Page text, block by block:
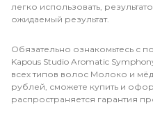
легко использовать,
ожидаемый результат.
Обязательно ознакомьтесь с
Kapous Studio Aromatic
всех типов волос Молоко и
рублей, сможете купить и
распространяется гарантия